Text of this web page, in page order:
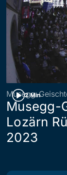
2 Min
Musegg-
Musegg-
Lozärn
2023